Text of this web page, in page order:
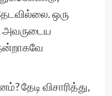
ஒரு
அவருடைய
நன்றாகவே
தேடி விசாரித்து,